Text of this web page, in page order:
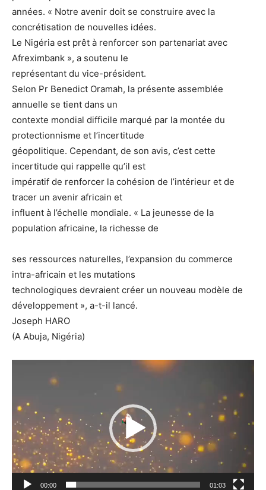
années. « Notre avenir doit se construire avec la
concrétisation de nouvelles idées.
Le Nigéria est prêt à renforcer son partenariat avec
Afreximbank », a soutenu le
représentant du vice-président.
Selon Pr Benedict Oramah, la présente assemblée
annuelle se tient dans un
contexte mondial difficile marqué par la montée du
protectionnisme et l’incertitude
géopolitique. Cependant, de son avis, c’est cette
incertitude qui rappelle qu’il est
impératif de renforcer la cohésion de l’intérieur et de
tracer un avenir africain et
influent à l’échelle mondiale. « La jeunesse de la
population africaine, la richesse de
ses ressources naturelles, l’expansion du commerce
intra-africain et les mutations
technologiques devraient créer un nouveau modèle de
développement », a-t-il lancé.
Joseph HARO
(A Abuja, Nigéria)
Lecteur
00:00 01:03